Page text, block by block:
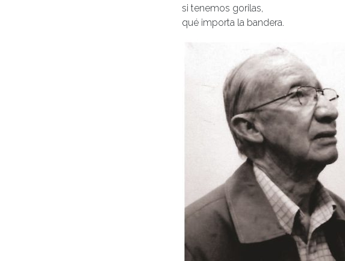
si tenemos gorilas,
qué importa la bandera.